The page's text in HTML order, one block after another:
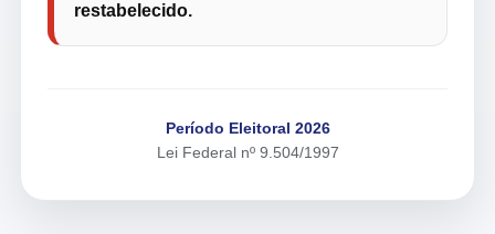
restabelecido.
Período Eleitoral 2026
Lei Federal nº 9.504/1997